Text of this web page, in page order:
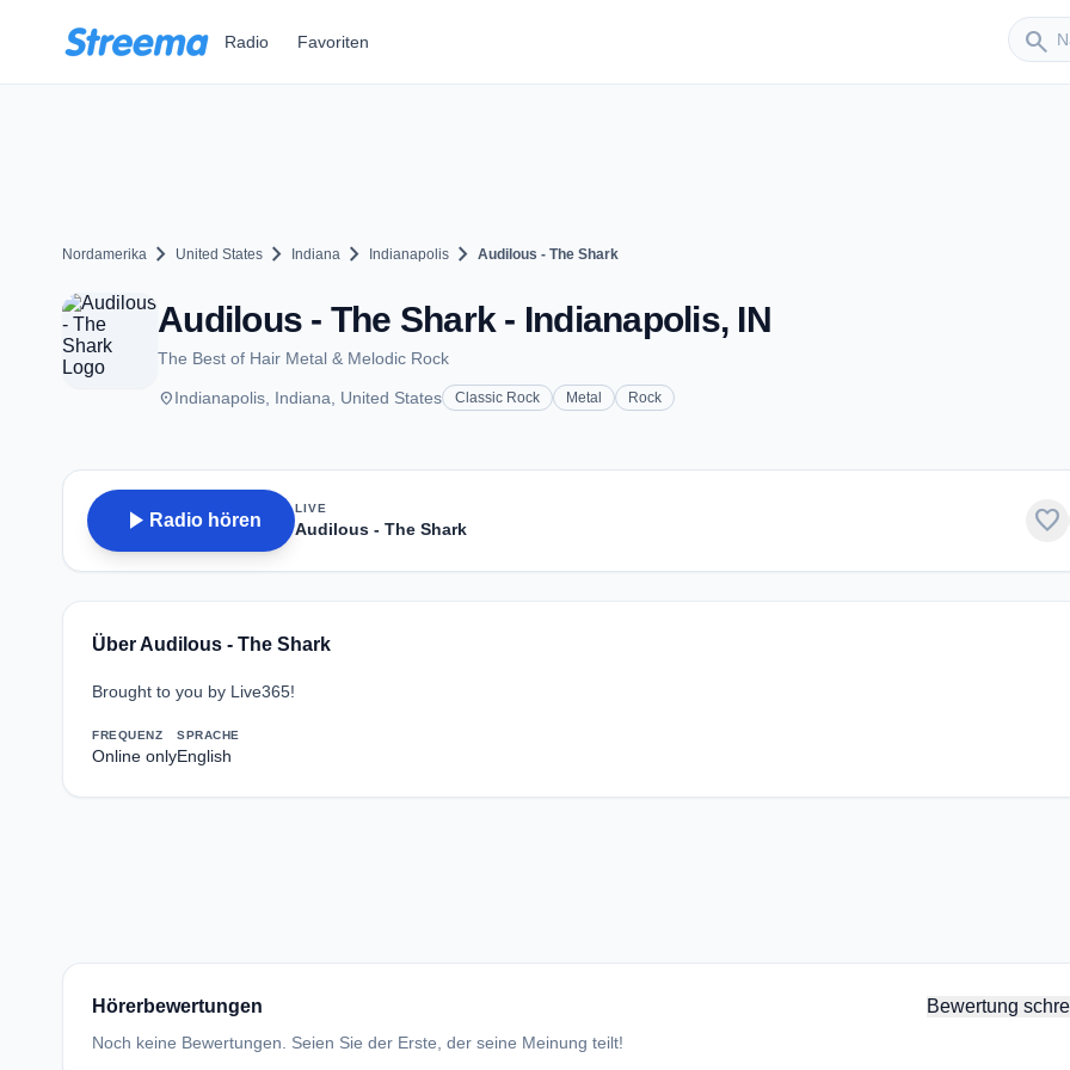
Radio Favoriten search
Nordamerika chevron_right United States chevron_right Indiana chevron_right Indianapolis chevron_right Audilous - The Shark
Audilous - The Shark - Indianapolis, IN
The Best of Hair Metal & Melodic Rock
placeIndianapolis, Indiana, United States Classic Rock Metal Rock
play_arrow Radio hören
LIVE
Audilous - The Shark favorite
Über Audilous - The Shark
Brought to you by Live365!
FREQUENZ
Online only
SPRACHE
English
Hörerbewertungen Bewertung
Noch keine Bewertungen. Seien Sie der Erste, der seine Meinung teilt!